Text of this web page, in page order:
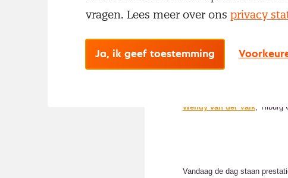
Wendy van der Valk, Tilburg
Vandaag de dag staan
vragen. Lees meer over ons privacy
Ja, ik geef toestemming